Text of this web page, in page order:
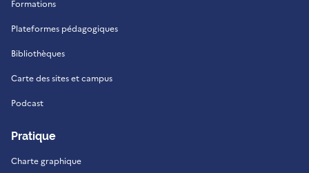
Formations
Plateformes pédagogiques
Bibliothèques
Carte des sites et campus
Podcast
Pratique
Charte graphique